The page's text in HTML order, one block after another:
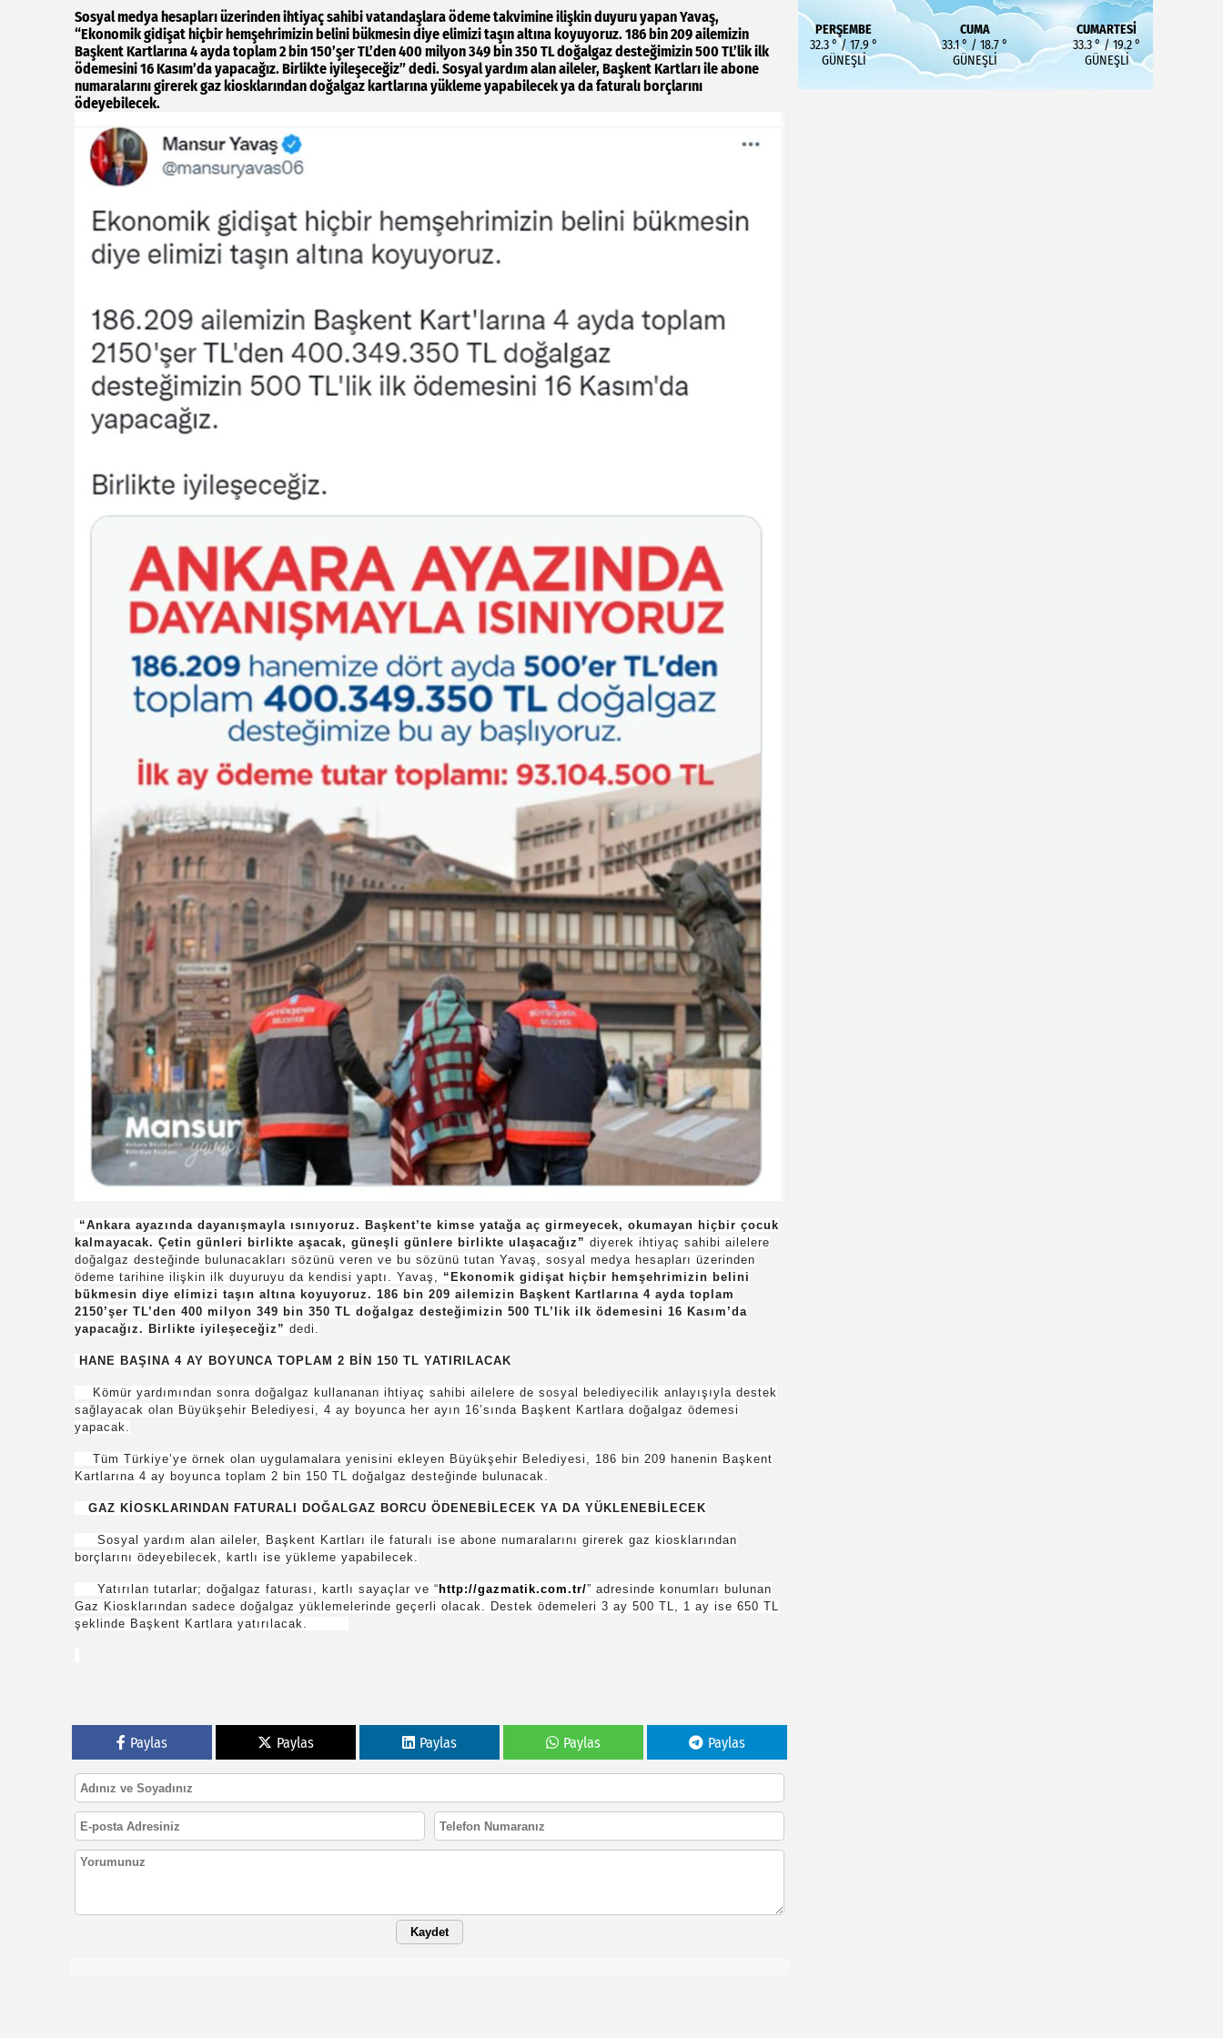
Sosyal medya hesapları üzerinden ihtiyaç sahibi vatandaşlara ödeme takvimine ilişkin duyuru yapan Yavaş,
“Ekonomik gidişat hiçbir hemşehrimizin belini bükmesin diye elimizi taşın altına koyuyoruz. 186 bin 209 ailemizin
Başkent Kartlarına 4 ayda toplam 2 bin 150’şer TL’den 400 milyon 349 bin 350 TL doğalgaz desteğimizin 500 TL’lik ilk
ödemesini 16 Kasım’da yapacağız. Birlikte iyileşeceğiz” dedi. Sosyal yardım alan aileler, Başkent Kartları ile abone
numaralarını girerek gaz kiosklarından doğalgaz kartlarına yükleme yapabilecek ya da faturalı borçlarını
ödeyebilecek.
“Ankara ayazında dayanışmayla ısınıyoruz. Başkent’te kimse yatağa aç girmeyecek, okumayan hiçbir çocuk
kalmayacak. Çetin günleri birlikte aşacak, güneşli günlere birlikte ulaşacağız” diyerek ihtiyaç sahibi ailelere
doğalgaz desteğinde bulunacakları sözünü veren ve bu sözünü tutan Yavaş, sosyal medya hesapları üzerinden
ödeme tarihine ilişkin ilk duyuruyu da kendisi yaptı. Yavaş, “Ekonomik gidişat hiçbir hemşehrimizin belini
bükmesin diye elimizi taşın altına koyuyoruz. 186 bin 209 ailemizin Başkent Kartlarına 4 ayda toplam
2150’şer TL’den 400 milyon 349 bin 350 TL doğalgaz desteğimizin 500 TL’lik ilk ödemesini 16 Kasım’da
yapacağız. Birlikte iyileşeceğiz” dedi.
HANE BAŞINA 4 AY BOYUNCA TOPLAM 2 BİN 150 TL YATIRILACAK
Kömür yardımından sonra doğalgaz kullananan ihtiyaç sahibi ailelere de sosyal belediyecilik anlayışıyla destek
sağlayacak olan Büyükşehir Belediyesi, 4 ay boyunca her ayın 16’sında Başkent Kartlara doğalgaz ödemesi
yapacak.
Tüm Türkiye’ye örnek olan uygulamalara yenisini ekleyen Büyükşehir Belediyesi, 186 bin 209 hanenin Başkent
Kartlarına 4 ay boyunca toplam 2 bin 150 TL doğalgaz desteğinde bulunacak.
GAZ KİOSKLARINDAN FATURALI DOĞALGAZ BORCU ÖDENEBİLECEK YA DA YÜKLENEBİLECEK
Sosyal yardım alan aileler, Başkent Kartları ile faturalı ise abone numaralarını girerek gaz kiosklarından
borçlarını ödeyebilecek, kartlı ise yükleme yapabilecek.
Yatırılan tutarlar; doğalgaz faturası, kartlı sayaçlar ve “ http://gazmatik.com.tr/” adresinde konumları bulunan
Gaz Kiosklarından sadece doğalgaz yüklemelerinde geçerli olacak. Destek ödemeleri 3 ay 500 TL, 1 ay ise 650 TL
şeklinde Başkent Kartlara yatırılacak.
Paylas Paylas Paylas Paylas Paylas
Kaydet
PERŞEMBE
32.3 ° / 17.9 °
GÜNEŞLI
CUMA
33.1 ° / 18.7 °
GÜNEŞLI
CUMARTESI
33.3 ° / 19.2 °
GÜNEŞLI